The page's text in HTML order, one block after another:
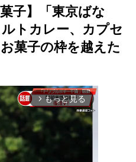
子】「東京ばな
トカレー、カプセ
菓子の枠を越えた
arrow_forward_ios もっと見る